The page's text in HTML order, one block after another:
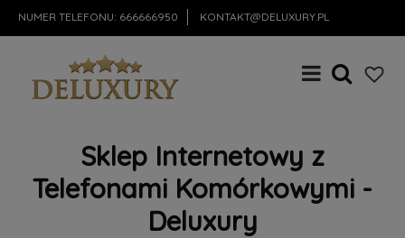
NUMER TELEFONU: 666666950 KONTAKT@DELUXURY.PL
Sklep Internetowy z
Telefonami Komórkowymi -
Deluxury